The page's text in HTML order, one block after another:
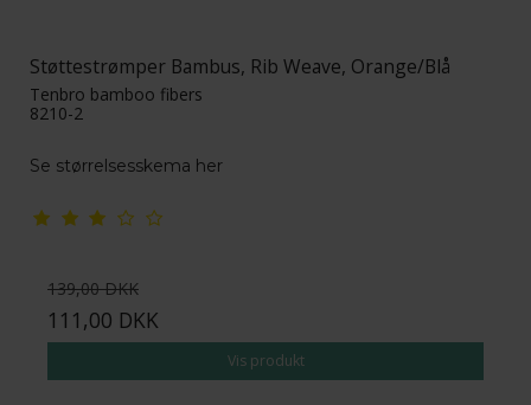
Støttestrømper Bambus, Rib Weave, Orange/Blå
Tenbro bamboo fibers
8210-2
Se størrelsesskema her
139,00 DKK
111,00 DKK
Vis produkt